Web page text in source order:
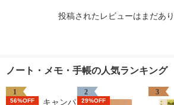
投稿されたレビューはまだあり
ノート・メモ・手帳の人気ランキング
1
56%OFF
2
29%OFF
3